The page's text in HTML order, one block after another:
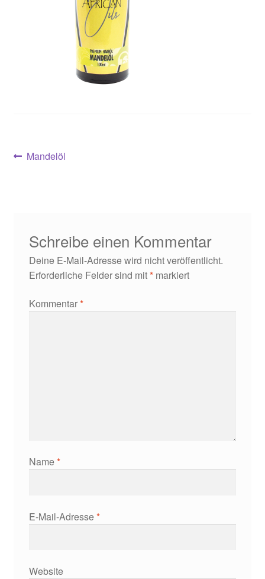
Beitragsnavigation
Vorheriger
Mandelöl
Schreibe einen Kommentar
Deine E-Mail-Adresse wird nicht veröffentlicht.
Erforderliche Felder sind mit*markiert
Kommentar*
Name*
E-Mail-Adresse*
Website